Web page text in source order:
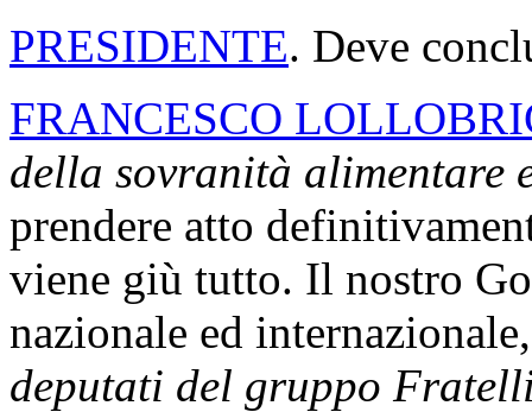
PRESIDENTE. Deve
FRANCESCO
della sovranità alimentare
prendere atto
viene giù tutto. Il nostro
nazionale ed
deputati del gruppo